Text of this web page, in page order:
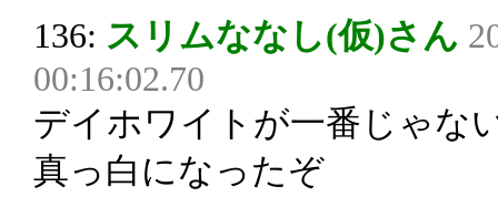
136: スリムななし(仮)さん
00:16:02.70
デイホワイトが一番じゃな
真っ白になったぞ